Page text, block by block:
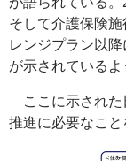
そして介護保険
レンジプラン以
が示されているよ
ここに示された
推進に必要なこと